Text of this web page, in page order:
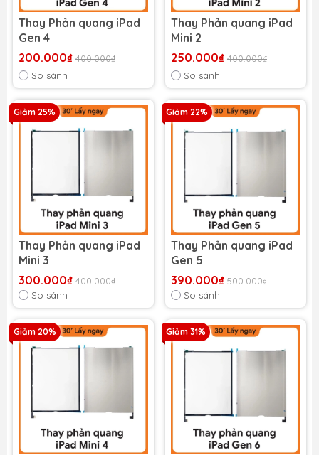
Thay Phản quang iPad
Gen 4
200.000₫ 400.000₫
So sánh
Thay Phản quang iPad
Mini 2
250.000₫ 400.000₫
So sánh
Giảm 25%
Thay Phản quang iPad
Mini 3
300.000₫ 400.000₫
So sánh
Giảm 22%
Thay Phản quang iPad
Gen 5
390.000₫ 500.000₫
So sánh
Giảm 20% Giảm 31%